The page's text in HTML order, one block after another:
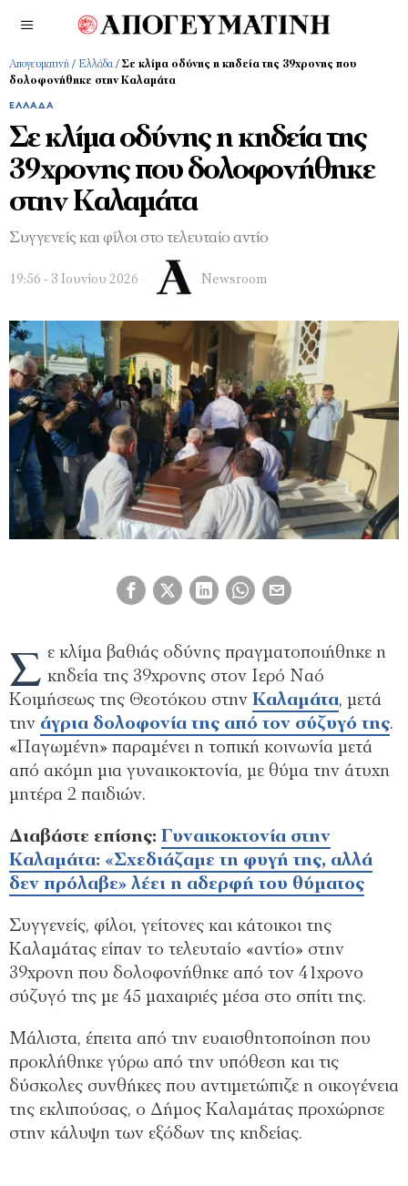
Απογευματινή / Ελλάδα / Σε κλίμα οδύνης η κηδεία της 39χρονης που
δολοφονήθηκε στην Καλαμάτα
ΕΛΛΆΔΑ
Σε κλίμα οδύνης η κηδεία της
39χρονης που δολοφονήθηκε
στην Καλαμάτα
Συγγενείς και φίλοι στο τελευταίο αντίο
19:56 - 3 Ιουνίου 2026 Newsroom
Σ ε κλίμα βαθιάς οδύνης πραγματοποιήθηκε η
κηδεία της 39χρονης στον Ιερό Ναό
Κοιμήσεως της Θεοτόκου στην Καλαμάτα, μετά
την άγρια δολοφονία της από τον σύζυγό της.
«Παγωμένη» παραμένει η τοπική κοινωνία μετά
από ακόμη μια γυναικοκτονία, με θύμα την άτυχη
μητέρα 2 παιδιών.
Διαβάστε επίσης: Γυναικοκτονία στην
Καλαμάτα: «Σχεδιάζαμε τη φυγή της, αλλά
δεν πρόλαβε» λέει η αδερφή του θύματος
Συγγενείς, φίλοι, γείτονες και κάτοικοι της
Καλαμάτας είπαν το τελευταίο «αντίο» στην
39χρονη που δολοφονήθηκε από τον 41χρονο
σύζυγό της με 45 μαχαιριές μέσα στο σπίτι της.
Μάλιστα, έπειτα από την ευαισθητοποίηση που
προκλήθηκε γύρω από την υπόθεση και τις
δύσκολες συνθήκες που αντιμετώπιζε η οικογένεια
της εκλιπούσας, ο Δήμος Καλαμάτας προχώρησε
στην κάλυψη των εξόδων της κηδείας.